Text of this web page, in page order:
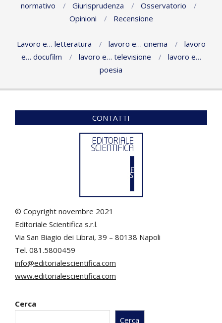
normativo
Giurisprudenza
Osservatorio
Opinioni
Recensione
Lavoro e… letteratura lavoro e… cinema
lavoro
e… docufilm
lavoro e… televisione
lavoro e…
poesia
CONTATTI
© Copyright novembre 2021
Editoriale Scientifica s.r.l.
Via San Biagio dei Librai, 39 – 80138 Napoli
Tel. 081.5800459
info@editorialescientifica.com
www.editorialescientifica.com
Cerca
Cerca